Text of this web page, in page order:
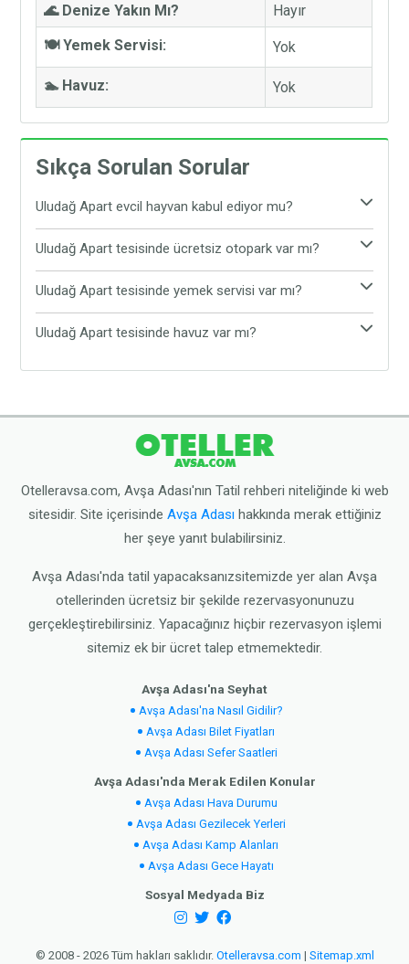
🌊 Denize Yakın Mı?
Hayır
🍽️ Yemek Servisi:
Yok
🏊 Havuz: Yok
Sıkça Sorulan Sorular
Uludağ Apart evcil hayvan kabul ediyor mu?
Evet, Uludağ Apart evcil hayvan kabul etmektedir.
Tesiste evcil hayvanınız ile rahat ve konforlu bir
Uludağ Apart tesisinde ücretsiz otopark var mı?
Evet, Uludağ Apart tesisinde ücretsiz otopark
bulunmaktadır. Araç ile gelen tatilciler, araçlarını
Uludağ Apart tesisinde yemek servisi var mı?
Uludağ Apart tesisinde yemek servisi
bulunmamaktadır. Tesis çevresinde yer alan Avşa
Uludağ Apart tesisinde havuz var mı?
Otelleravsa.com, Avşa Adası'nın Tatil rehberi niteliğinde ki web
sitesidir. Site içerisinde Avşa Adasıhakkında merak ettiğiniz
her şeye yanıt bulabilirsiniz.
Avşa Adası'nda tatil yapacaksanızsitemizde yer alan Avşa
otellerinden ücretsiz bir şekilde rezervasyonunuzu
gerçekleştirebilirsiniz. Yapacağınız hiçbir rezervasyon işlemi
sitemiz ek bir ücret talep etmemektedir.
Avşa Adası'na Seyhat
Avşa Adası'na Nasıl Gidilir?
Avşa Adası Bilet Fiyatları
Avşa Adası Sefer Saatleri
Avşa Adası'nda Merak Edilen Konular
Avşa Adası Hava Durumu
Avşa Adası Gezilecek Yerleri
Avşa Adası Kamp Alanları
Avşa Adası Gece Hayatı
Sosyal Medyada Biz
© 2008 - 2026 Tüm hakları saklıdır. Otelleravsa.com | Sitemap.xml